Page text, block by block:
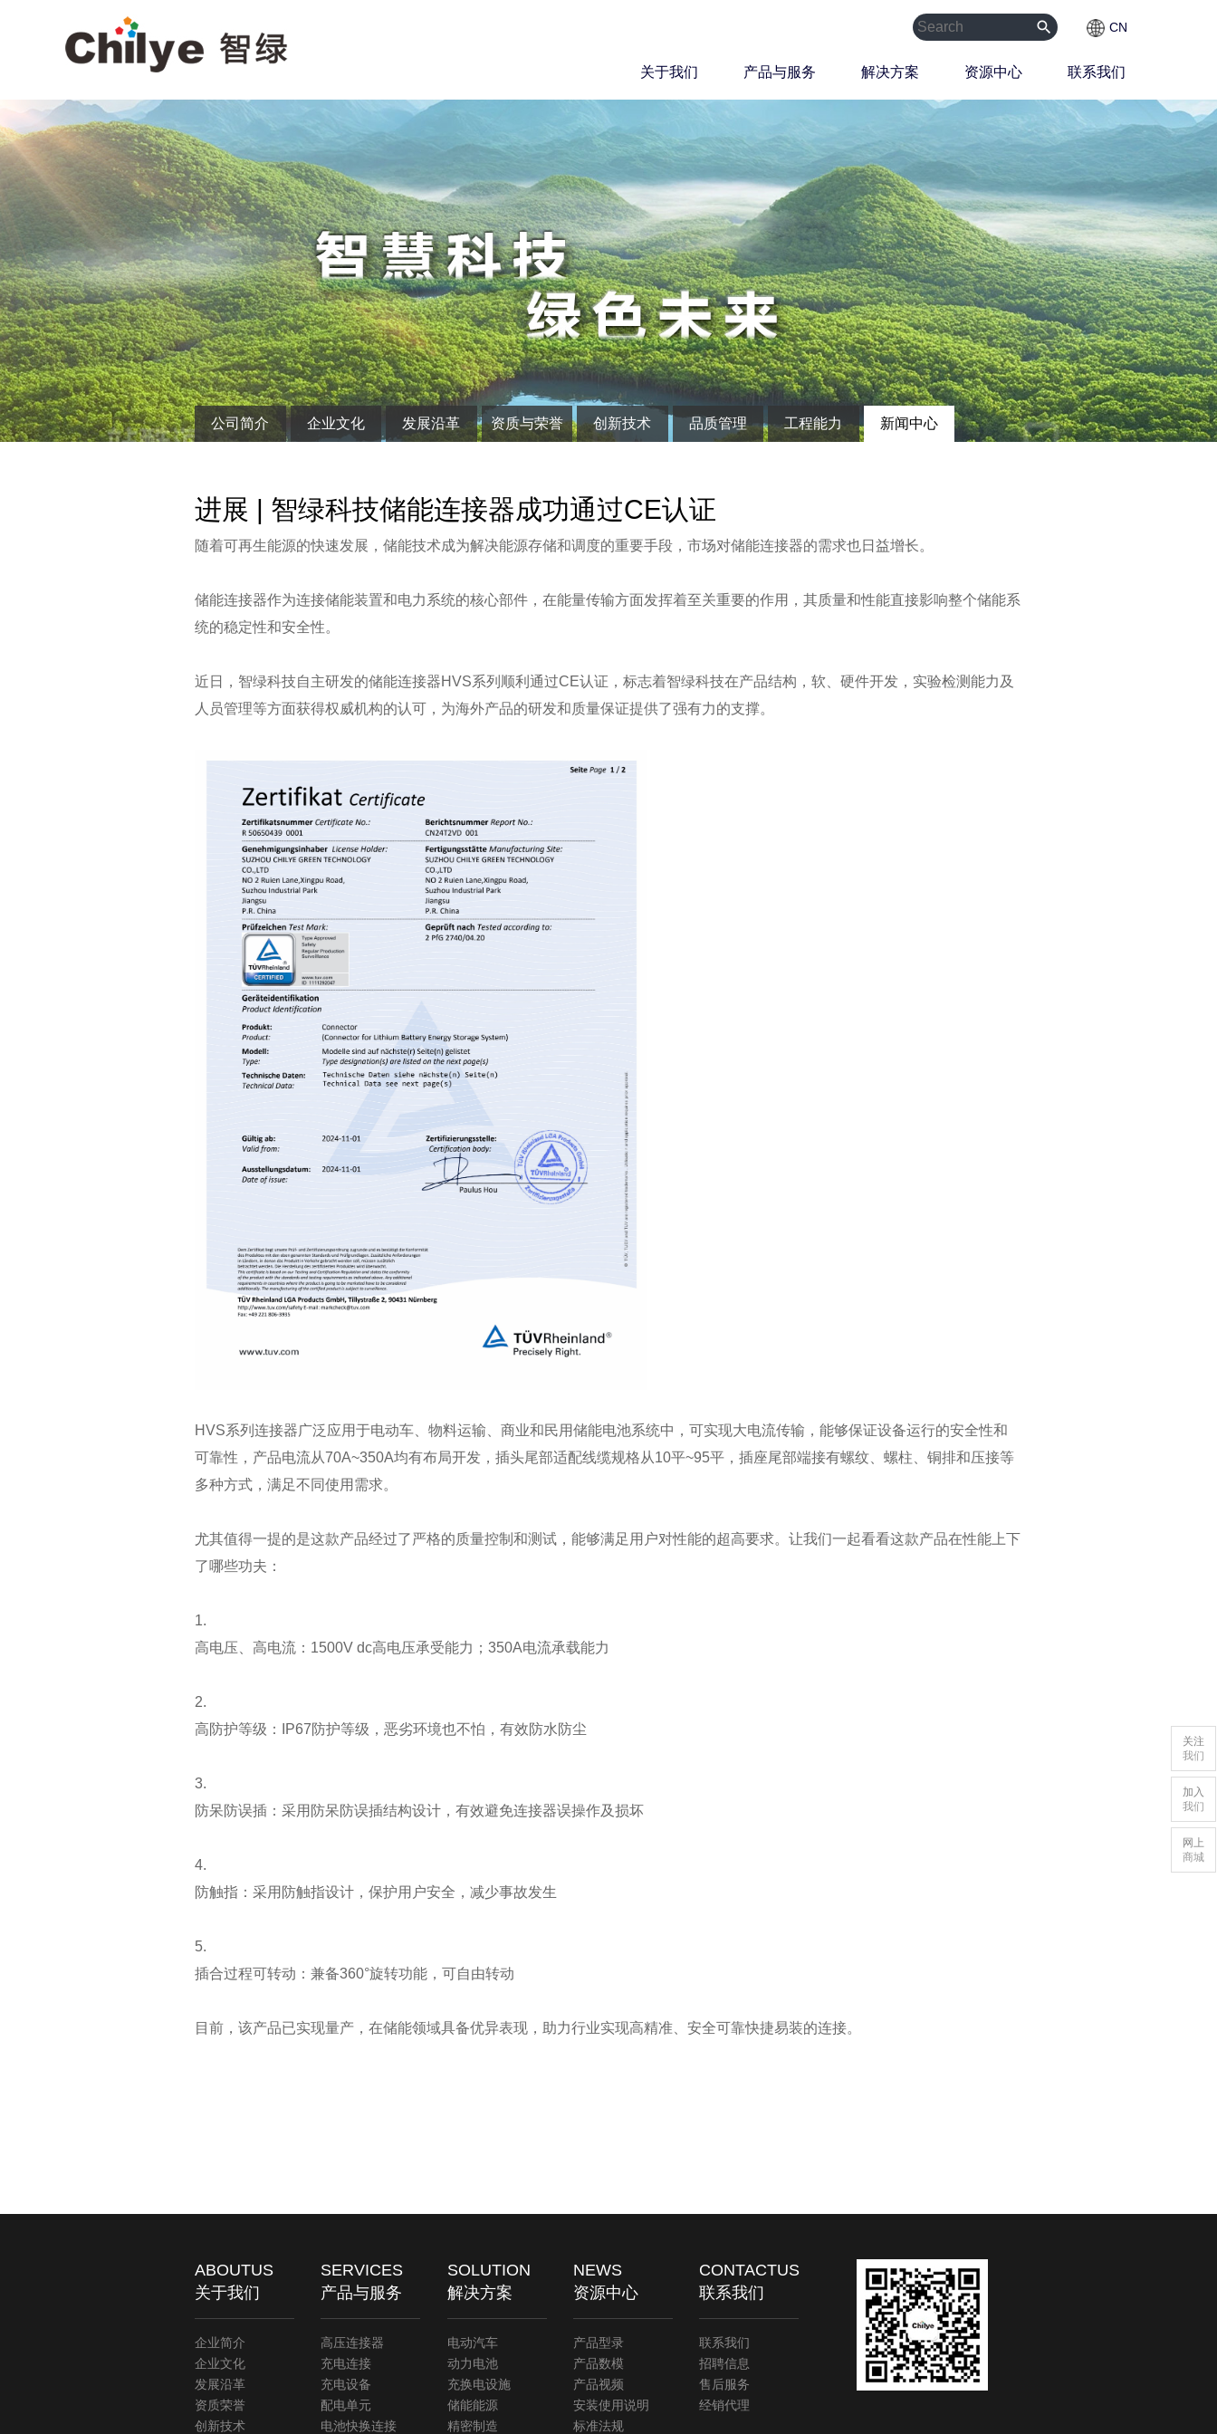
CN
search
关于我们 产品与服务 解决方案 资源中心 联系我们
公司简介 企业文化 发展沿革 资质与荣誉 创新技术 品质管理 工程能力 新闻中心
进展 | 智绿科技储能连接器成功通过CE认证
随着可再生能源的快速发展，储能技术成为解决能源存储和调度的重要手段，市场对储能连接器的需求也日益增长。
储能连接器作为连接储能装置和电力系统的核心部件，在能量传输方面发挥着至关重要的作用，其质量和性能直接影响整个储能系
统的稳定性和安全性。
近日，智绿科技自主研发的储能连接器HVS系列顺利通过CE认证，标志着智绿科技在产品结构，软、硬件开发，实验检测能力及
人员管理等方面获得权威机构的认可，为海外产品的研发和质量保证提供了强有力的支撑。
HVS系列连接器广泛应用于电动车、物料运输、商业和民用储能电池系统中，可实现大电流传输，能够保证设备运行的安全性和
可靠性，产品电流从70A~350A均有布局开发，插头尾部适配线缆规格从10平~95平，插座尾部端接有螺纹、螺柱、铜排和压接等
多种方式，满足不同使用需求。
尤其值得一提的是这款产品经过了严格的质量控制和测试，能够满足用户对性能的超高要求。让我们一起看看这款产品在性能上下
了哪些功夫：
1.
高电压、高电流：1500V dc高电压承受能力；350A电流承载能力
2.
高防护等级：IP67防护等级，恶劣环境也不怕，有效防水防尘
3.
防呆防误插：采用防呆防误插结构设计，有效避免连接器误操作及损坏
4.
防触指：采用防触指设计，保护用户安全，减少事故发生
5.
插合过程可转动：兼备360°旋转功能，可自由转动
目前，该产品已实现量产，在储能领域具备优异表现，助力行业实现高精准、安全可靠快捷易装的连接。
ABOUTUS
关于我们
企业简介
企业文化
发展沿革
资质荣誉
创新技术
SERVICES
产品与服务
高压连接器
充电连接
充电设备
配电单元
电池快换连接
SOLUTION
解决方案
电动汽车
动力电池
充换电设施
储能能源
精密制造
NEWS
资源中心
产品型录
产品数模
产品视频
安装使用说明
标准法规
CONTACTUS
联系我们
联系我们
招聘信息
售后服务
经销代理
关注
我们
加入
我们
网上
商城